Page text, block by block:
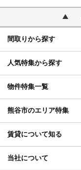
間取りから探す
人気特集から探す
物件特集一覧
熊谷市のエリア特集
賃貸について知る
当社について